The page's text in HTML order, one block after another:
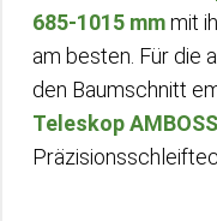
685-1015 mmmit
am besten. Für die
den Baumschnitt
Teleskop